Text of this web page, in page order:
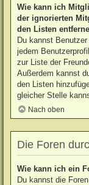
Wie kann ich
der ignorierten
den Listen
Du kannst
jedem
zur Liste der
Außerdem kannst
den Listen
gleicher Stelle
Nach oben
Die Foren
Wie kann ich ein
Du kannst die